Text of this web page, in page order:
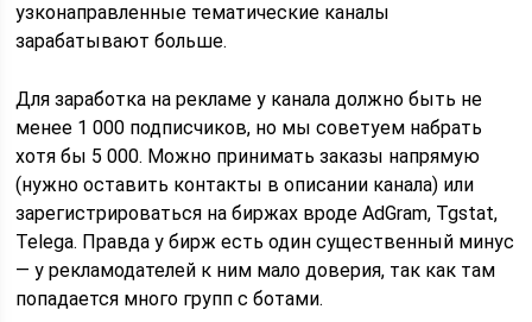
узконаправленные тематические каналы
зарабатывают больше.
Для заработка на рекламе у канала должно быть не
менее 1 000 подписчиков, но мы советуем набрать
хотя бы 5 000. Можно принимать заказы напрямую
(нужно оставить контакты в описании канала) или
зарегистрироваться на биржах вроде AdGram, Tgstat,
Telega. Правда у бирж есть один существенный минус
— у рекламодателей к ним мало доверия, так как там
попадается много групп с ботами.